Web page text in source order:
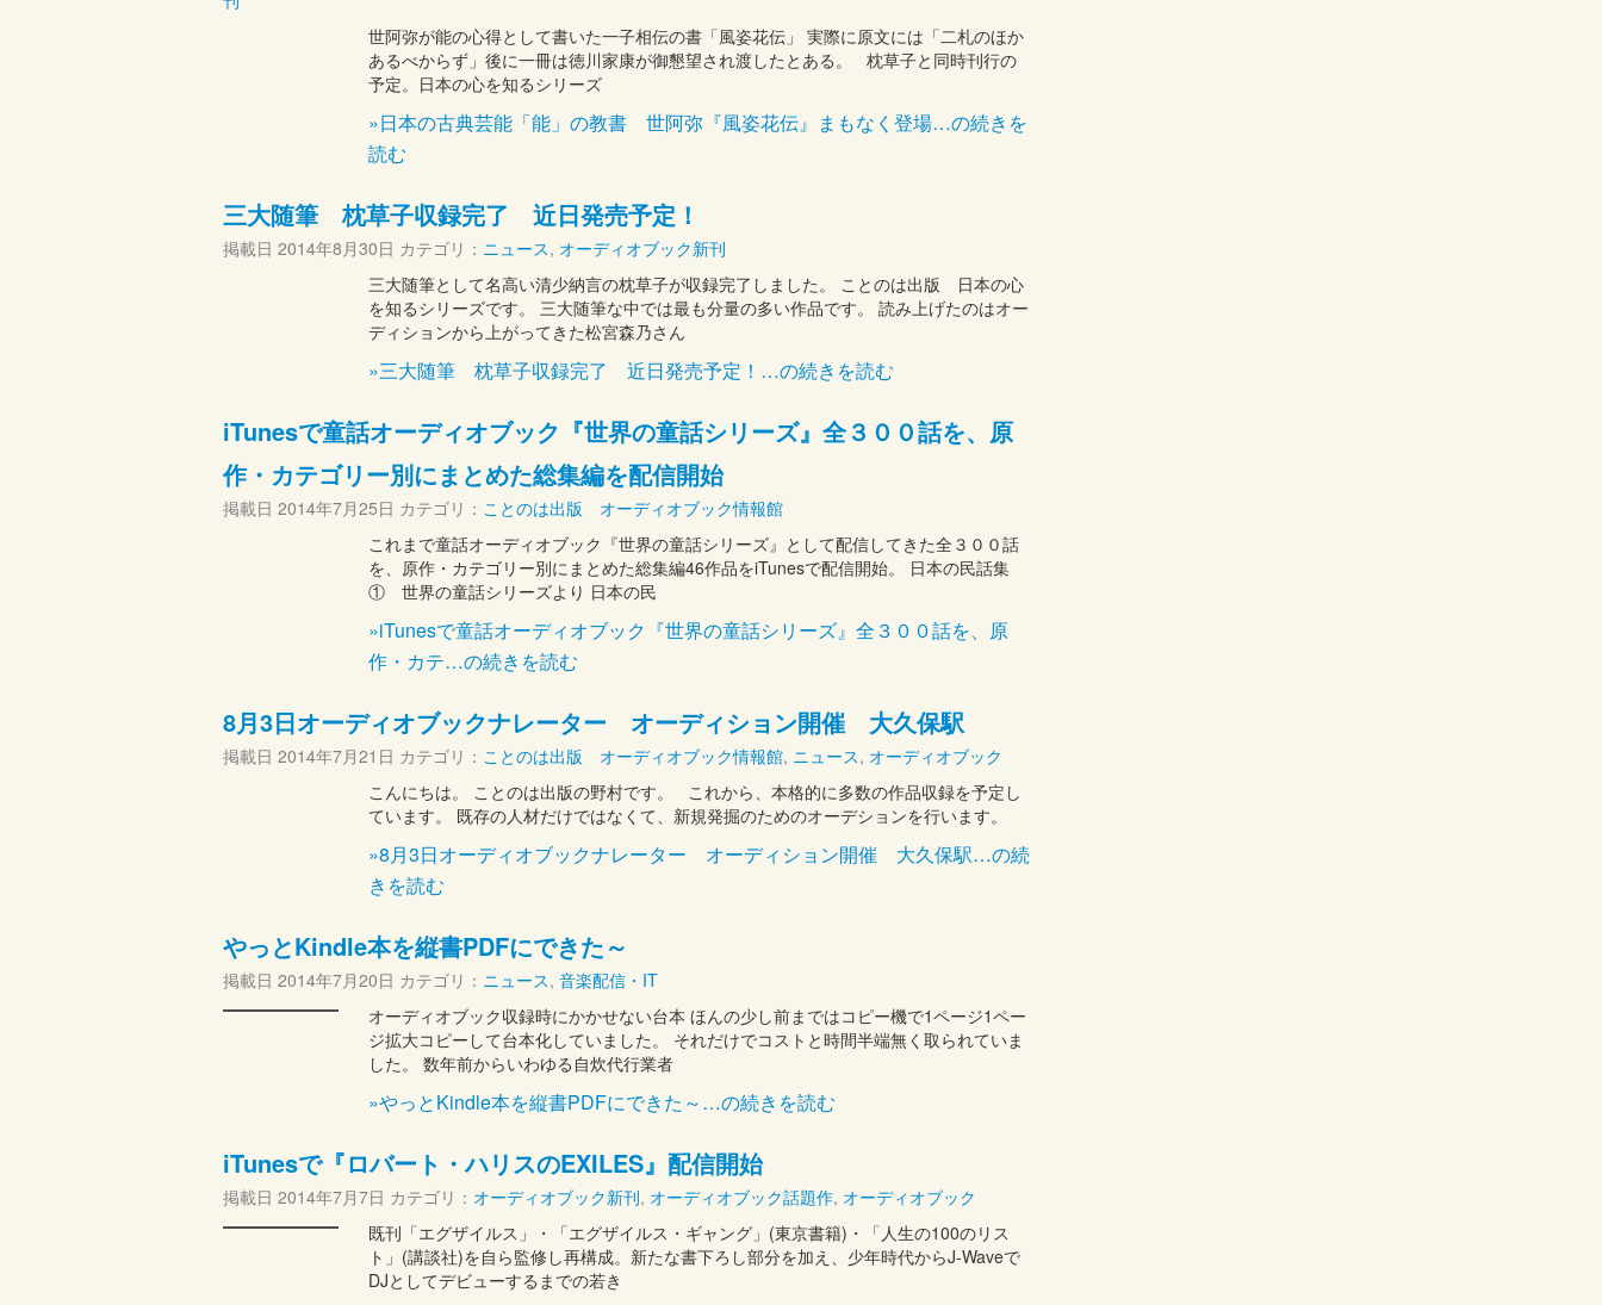
世阿弥が能の心得として書いた一子相伝の書「風姿花伝」 実際に原文には「二札のほか
あるべからず」後に一冊は徳川家康が御懇望され渡したとある。 枕草子と同時刊行の
予定。日本の心を知るシリーズ
»日本の古典芸能「能」の教書 世阿弥『風姿花伝』まもなく登場…の続きを
読む
三大随筆 枕草子収録完了 近日発売予定！
掲載日 2014年8月30日 カテゴリ： ニュース, オーディオブック新刊
三大随筆として名高い清少納言の枕草子が収録完了しました。 ことのは出版 日本の心
を知るシリーズです。 三大随筆な中では最も分量の多い作品です。 読み上げたのはオー
ディションから上がってきた松宮森乃さん
»三大随筆 枕草子収録完了 近日発売予定！…の続きを読む
iTunesで童話オーディオブック『世界の童話シリーズ』全３００話を、原
作・カテゴリー別にまとめた総集編を配信開始
掲載日 2014年7月25日 カテゴリ： ことのは出版 オーディオブック情報館
これまで童話オーディオブック『世界の童話シリーズ』として配信してきた全３００話
を、原作・カテゴリー別にまとめた総集編46作品をiTunesで配信開始。 日本の民話集
① 世界の童話シリーズより 日本の民
»iTunesで童話オーディオブック『世界の童話シリーズ』全３００話を、原
作・カテ…の続きを読む
8月3日オーディオブックナレーター オーディション開催 大久保駅
掲載日 2014年7月21日 カテゴリ： ことのは出版 オーディオブック情報館, ニュース, オーディオブック
こんにちは。 ことのは出版の野村です。 これから、本格的に多数の作品収録を予定し
ています。 既存の人材だけではなくて、新規発掘のためのオーデションを行います。
»8月3日オーディオブックナレーター オーディション開催 大久保駅…の続
きを読む
やっとKindle本を縦書PDFにできた～
掲載日 2014年7月20日 カテゴリ： ニュース, 音楽配信・IT
オーディオブック収録時にかかせない台本 ほんの少し前まではコピー機で1ページ1ペー
ジ拡大コピーして台本化していました。 それだけでコストと時間半端無く取られていま
した。 数年前からいわゆる自炊代行業者
»やっとKindle本を縦書PDFにできた～…の続きを読む
iTunesで『ロバート・ハリスのEXILES』配信開始
掲載日 2014年7月7日 カテゴリ： オーディオブック新刊, オーディオブック話題作, オーディオブック
既刊「エグザイルス」・「エグザイルス・ギャング」(東京書籍)・「人生の100のリス
ト」(講談社)を自ら監修し再構成。新たな書下ろし部分を加え、少年時代からJ-Waveで
DJとしてデビューするまでの若き